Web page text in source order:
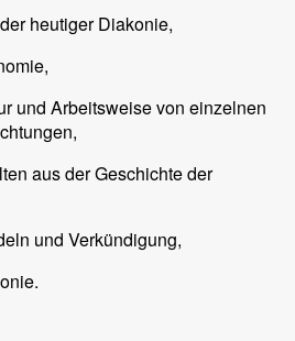
heutiger Diakonie,
und Arbeitsweise von einzelnen
aus der Geschichte der
und Verkündigung,